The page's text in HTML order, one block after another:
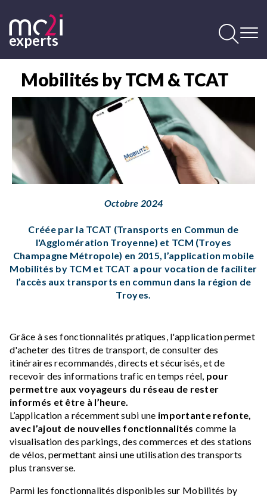
principal
experts
Contenu
principalMobilités by TCM & TCAT
Octobre 2024
Créée par la TCAT (Transports en Commun de
l'Agglomération Troyenne) et TCM (Troyes
Champagne Métropole) en 2015, l’application mobile
Mobilités by TCM et TCAT a pour vocation de faciliter
l’accès aux transports en commun dans la région de
Troyes.
Grâce à ses fonctionnalités pratiques, l'application permet
d'acheter des titres de transport, de consulter des
itinéraires recommandés, directs et sécurisés, et de
recevoir des informations trafic en temps réel, pour
permettre aux voyageurs du réseau de rester
informés et être à l’heure.
L’application a récemment subi une importante refonte,
avec l’ajout de nouvelles fonctionnalités comme la
visualisation des parkings, des commerces et des stations
de vélos, permettant ainsi une utilisation des transports
plus transverse.
Parmi les fonctionnalités disponibles sur Mobilités by